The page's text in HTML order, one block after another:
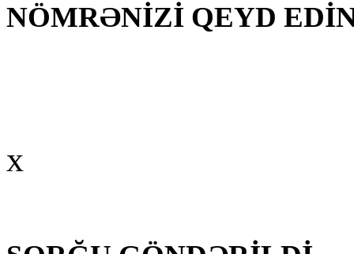
NÖMRƏNİZİ QEYD
x